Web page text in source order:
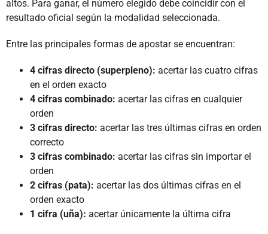
altos. Para ganar, el número elegido debe coincidir con el
resultado oficial según la modalidad seleccionada.
Entre las principales formas de apostar se encuentran:
4 cifras directo (superpleno): acertar las cuatro cifras
en el orden exacto
4 cifras combinado: acertar las cifras en cualquier
orden
3 cifras directo: acertar las tres últimas cifras en orden
correcto
3 cifras combinado: acertar las cifras sin importar el
orden
2 cifras (pata): acertar las dos últimas cifras en el
orden exacto
1 cifra (uña): acertar únicamente la última cifra